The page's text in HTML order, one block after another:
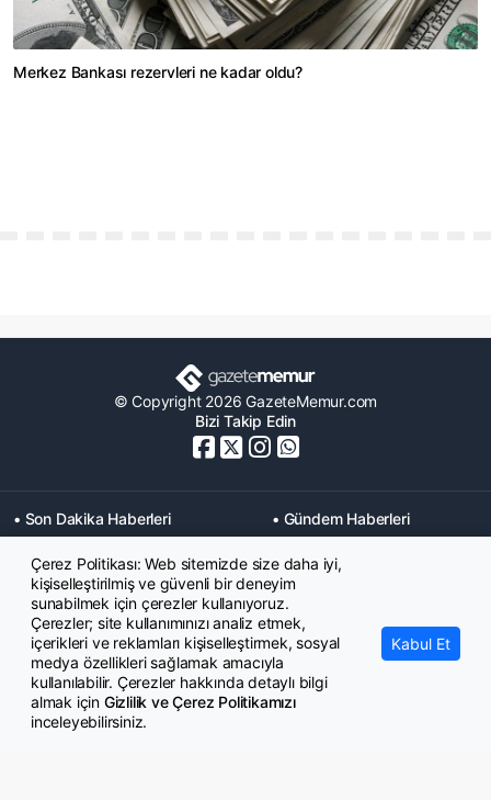
Merkez Bankası rezervleri ne kadar oldu?
© Copyright 2026 GazeteMemur.com
Bizi Takip Edin
• Son Dakika Haberleri
• Gündem Haberleri
• Memurlar Haberleri
• KPSS Haberleri
• Ekonomi Haberleri
• Eğitim Haberleri
• Yaşam Haberleri
• Maaş Verileri Haberleri
• Mahkeme Kararları
Haberleri
Çerez Politikası: Web sitemizde size daha iyi,
kişiselleştirilmiş ve güvenli bir deneyim
sunabilmek için çerezler kullanıyoruz.
Çerezler; site kullanımınızı analiz etmek,
içerikleri ve reklamları kişiselleştirmek, sosyal
medya özellikleri sağlamak amacıyla
kullanılabilir. Çerezler hakkında detaylı bilgi
almak için Gizlilik ve Çerez Politikamızı
inceleyebilirsiniz.
Kabul Et